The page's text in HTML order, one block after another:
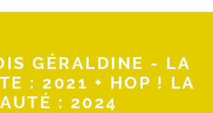
GÉRALDINE - LA
: 2021 + HOP ! LA
: 2024